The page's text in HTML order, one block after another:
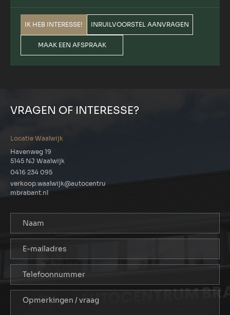
IK HEB INTERESSE! INRUILVOORSTEL AANVRAGEN
MAAK EEN AFSPRAAK
VRAGEN OF INTERESSE?
Locatie Waalwijk
Havenweg 19
5145 NJ Waalwijk
0416 234 095
verkoop.waalwijk@autocentru
mbrabant.nl